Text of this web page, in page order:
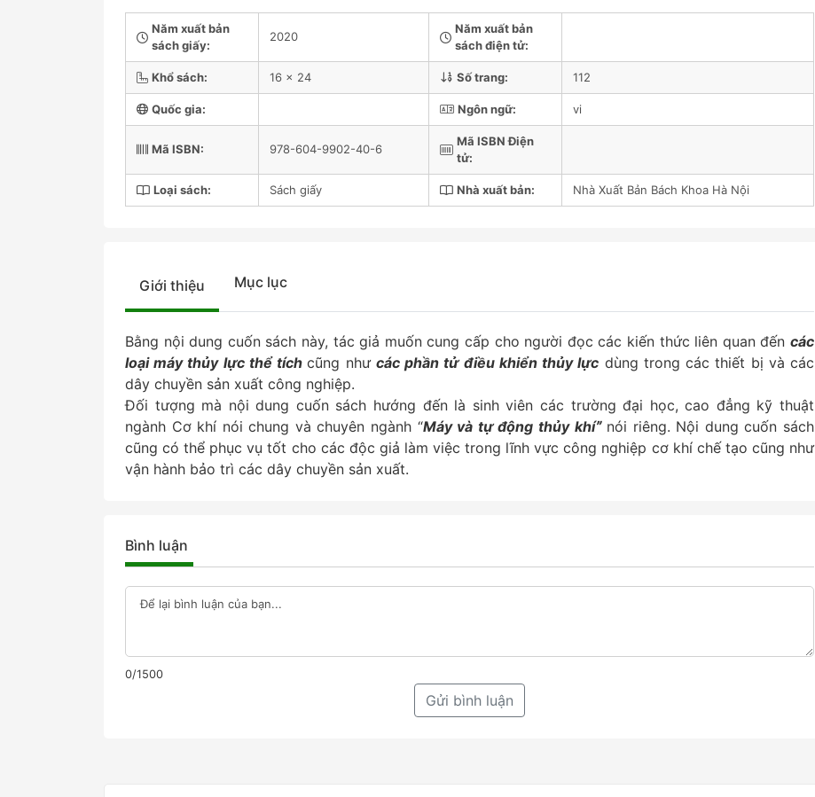
Năm xuất bản
sách giấy:
2020
Năm xuất bản
sách điện tử:
Khổ sách: 16 x 24 Số trang: 112
Quốc gia: Ngôn ngữ: vi
Mã ISBN: 978-604-9902-40-6
Mã ISBN Điện
tử:
Loại sách: Sách giấy Nhà xuất bản: Nhà Xuất Bản Bách Khoa Hà Nội
Giới thiệu Mục lục
Bằng nội dung cuốn sách này, tác giả muốn cung cấp cho người đọc các kiến thức liên quan đến các
loại máy thủy lực thể tíchcũng như các phần tử điều khiển thủy lực dùng trong các thiết bị và các
dây chuyền sản xuất công nghiệp.
Đối tượng mà nội dung cuốn sách hướng đến là sinh viên các trường đại học, cao đẳng kỹ thuật
ngành Cơ khí nói chung và chuyên ngành “Máy và tự động thủy khíˮ nói riêng. Nội dung cuốn sách
cũng có thể phục vụ tốt cho các độc giả làm việc trong lĩnh vực công nghiệp cơ khí chế tạo cũng như
vận hành bảo trì các dây chuyền sản xuất.
Bình luận
0/1500
Gửi bình luận